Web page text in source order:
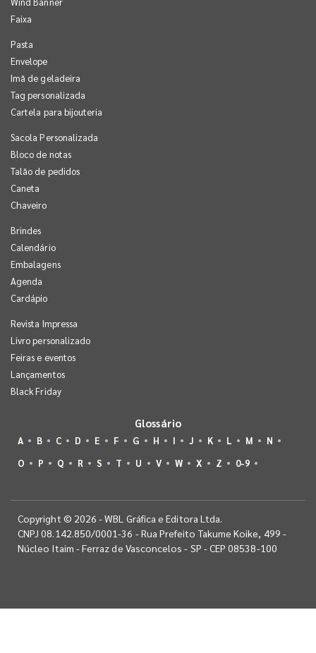
Faixa
Pasta
Envelope
Imã de geladeira
Tag personalizada
Cartela para bijouteria
Sacola Personalizada
Bloco de notas
Talão de pedidos
Caneta
Chaveiro
Brindes
Calendário
Embalagens
Agenda
Cardápio
Revista Impressa
Livro personalizado
Feiras e eventos
Lançamentos
Black Friday
Glossário
A B C D E F G H I J K L M
N
O
P Q R S T U V W X Z 0-9
Copyright © 2026 - WBL Gráfica e Editora Ltda.
CNPJ 08.142.850/0001-36 - Rua Prefeito Takume Koike, 499 -
Núcleo Itaim - Ferraz de Vasconcelos - SP - CEP 08538-100